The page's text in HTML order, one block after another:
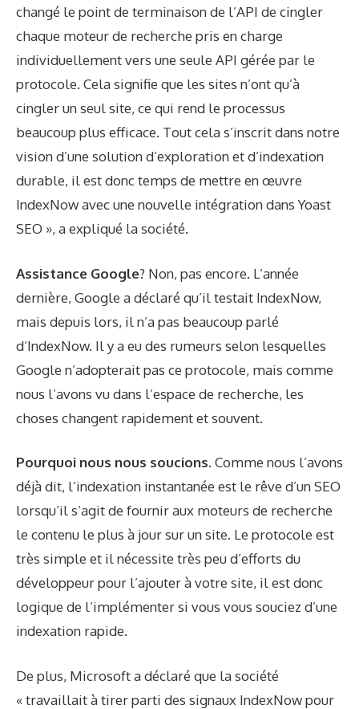
changé le point de terminaison de l’API de cingler
chaque moteur de recherche pris en charge
individuellement vers une seule API gérée par le
protocole. Cela signifie que les sites n’ont qu’à
cingler un seul site, ce qui rend le processus
beaucoup plus efficace. Tout cela s’inscrit dans notre
vision d’une solution d’exploration et d’indexation
durable, il est donc temps de mettre en œuvre
IndexNow avec une nouvelle intégration dans Yoast
SEO », a expliqué la société.
Assistance Google? Non, pas encore. L’année
dernière, Google a déclaré qu’il testait IndexNow,
mais depuis lors, il n’a pas beaucoup parlé
d’IndexNow. Il y a eu des rumeurs selon lesquelles
Google n’adopterait pas ce protocole, mais comme
nous l’avons vu dans l’espace de recherche, les
choses changent rapidement et souvent.
Pourquoi nous nous soucions. Comme nous l’avons
déjà dit, l’indexation instantanée est le rêve d’un SEO
lorsqu’il s’agit de fournir aux moteurs de recherche
le contenu le plus à jour sur un site. Le protocole est
très simple et il nécessite très peu d’efforts du
développeur pour l’ajouter à votre site, il est donc
logique de l’implémenter si vous vous souciez d’une
indexation rapide.
De plus, Microsoft a déclaré que la société
« travaillait à tirer parti des signaux IndexNow pour